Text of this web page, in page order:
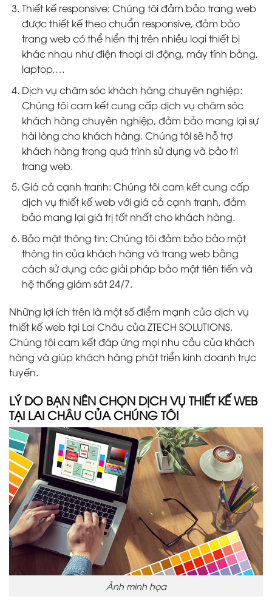
Thiết kế responsive: Chúng tôi đảm bảo trang web
được thiết kế theo chuẩn responsive, đảm bảo
trang web có thể hiển thị trên nhiều loại thiết bị
khác nhau như điện thoại di động, máy tính bảng,
laptop,…
Dịch vụ chăm sóc khách hàng chuyên nghiệp:
Chúng tôi cam kết cung cấp dịch vụ chăm sóc
khách hàng chuyên nghiệp, đảm bảo mang lại sự
hài lòng cho khách hàng. Chúng tôi sẽ hỗ trợ
khách hàng trong quá trình sử dụng và bảo trì
trang web.
Giá cả cạnh tranh: Chúng tôi cam kết cung cấp
dịch vụ thiết kế web với giá cả cạnh tranh, đảm
bảo mang lại giá trị tốt nhất cho khách hàng.
Bảo mật thông tin: Chúng tôi đảm bảo bảo mật
thông tin của khách hàng và trang web bằng
cách sử dụng các giải pháp bảo mật tiên tiến và
hệ thống giám sát 24/7.
Những lợi ích trên là một số điểm mạnh của dịch vụ
thiết kế web tại Lai Châu của ZTECH SOLUTIONS.
Chúng tôi cam kết đáp ứng mọi nhu cầu của khách
hàng và giúp khách hàng phát triển kinh doanh trực
tuyến.
LÝ DO BẠN NÊN CHỌN DỊCH VỤ THIẾT KẾ WEB
TẠI LAI CHÂU CỦA CHÚNG TÔI
Ảnh minh họa